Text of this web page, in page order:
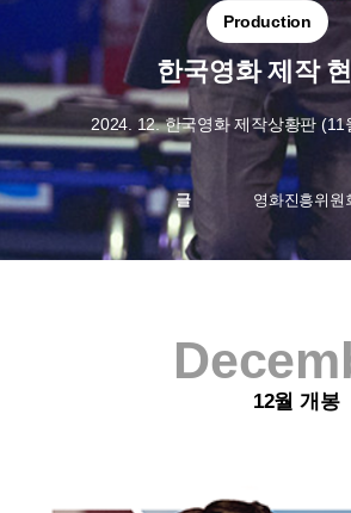
영화진흥위원회
December
12월 개봉